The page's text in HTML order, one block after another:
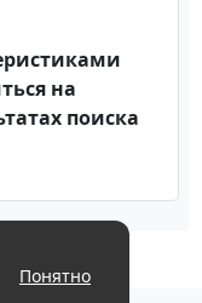
на
поиска
Понятно